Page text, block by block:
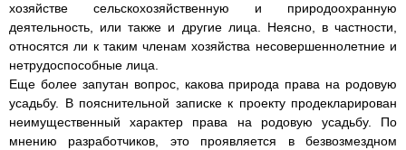
хозяйстве сельскохозяйственную и природоохранную
деятельность, или также и другие лица. Неясно, в частности,
относятся ли к таким членам хозяйства несовершеннолетние и
нетрудоспособные лица.
Еще более запутан вопрос, какова природа права на родовую
усадьбу. В пояснительной записке к проекту продекларирован
неимущественный характер права на родовую усадьбу. По
мнению разработчиков, это проявляется в безвозмездном